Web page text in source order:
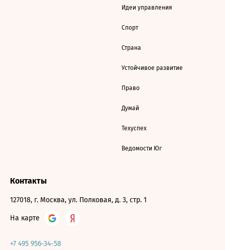
Идеи управления
Спорт
Страна
Устойчивое развитие
Право
Думай
Техуспех
Ведомости Юг
Контакты
127018, г. Москва, ул. Полковая, д. 3, стр. 1
На карте
+7 495 956-34-58